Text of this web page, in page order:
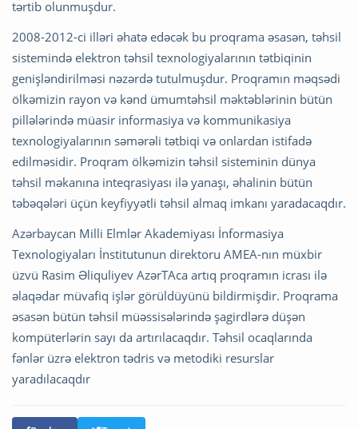
tərtib olunmuşdur.
2008-2012-ci illəri əhatə edəcək bu proqrama əsasən, təhsil
sistemində elektron təhsil texnologiyalarının tətbiqinin
genişləndirilməsi nəzərdə tutulmuşdur. Proqramın məqsədi
ölkəmizin rayon və kənd ümumtəhsil məktəblərinin bütün
pillələrində müasir informasiya və kommunikasiya
texnologiyalarının səmərəli tətbiqi və onlardan istifadə
edilməsidir. Proqram ölkəmizin təhsil sisteminin dünya
təhsil məkanına inteqrasiyası ilə yanaşı, əhalinin bütün
təbəqələri üçün keyfiyyətli təhsil almaq imkanı yaradacaqdır.
Azərbaycan Milli Elmlər Akademiyası İnformasiya
Texnologiyaları İnstitutunun direktoru AMEA-nın müxbir
üzvü Rasim Əliquliyev AzərTAca artıq proqramın icrası ilə
əlaqədar müvafiq işlər görüldüyünü bildirmişdir. Proqrama
əsasən bütün təhsil müəssisələrində şagirdlərə düşən
kompüterlərin sayı da artırılacaqdır. Təhsil ocaqlarında
fənlər üzrə elektron tədris və metodiki resurslar
yaradılacaqdır